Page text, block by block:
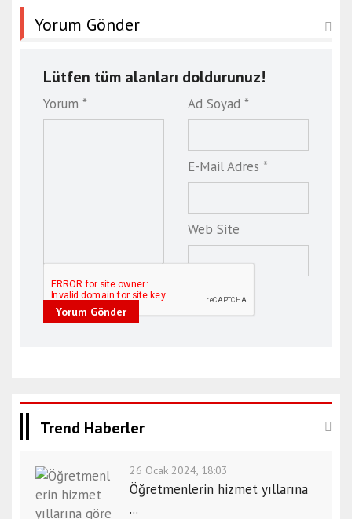
Yorum Gönder
Lütfen tüm alanları doldurunuz!
Yorum * Ad Soyad *
E-Mail Adres *
Web Site
Yorum Gönder
Trend Haberler
26 Ocak 2024, 18:03
Öğretmenlerin hizmet yıllarına
...